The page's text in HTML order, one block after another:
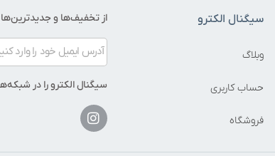
سیگنال الکترو
وبلاگ
حساب کاربری
فروشگاه
از تخفیف‌ها و
سیگنال الکترو را در